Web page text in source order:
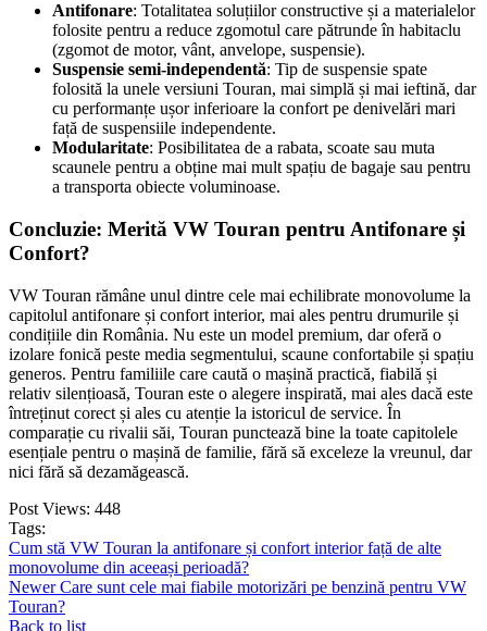
Antifonare: Totalitatea soluțiilor constructive și a materialelor
folosite pentru a reduce zgomotul care pătrunde în habitaclu
(zgomot de motor, vânt, anvelope, suspensie).
Suspensie semi-independentă: Tip de suspensie spate
folosită la unele versiuni Touran, mai simplă și mai ieftină, dar
cu performanțe ușor inferioare la confort pe denivelări mari
față de suspensiile independente.
Modularitate: Posibilitatea de a rabata, scoate sau muta
scaunele pentru a obține mai mult spațiu de bagaje sau pentru
a transporta obiecte voluminoase.
Concluzie: Merită VW Touran pentru Antifonare și
Confort?
VW Touran rămâne unul dintre cele mai echilibrate monovolume la
capitolul antifonare și confort interior, mai ales pentru drumurile și
condițiile din România. Nu este un model premium, dar oferă o
izolare fonică peste media segmentului, scaune confortabile și spațiu
generos. Pentru familiile care caută o mașină practică, fiabilă și
relativ silențioasă, Touran este o alegere inspirată, mai ales dacă este
întreținut corect și ales cu atenție la istoricul de service. În
comparație cu rivalii săi, Touran punctează bine la toate capitolele
esențiale pentru o mașină de familie, fără să exceleze la vreunul, dar
nici fără să dezamăgească.
Post Views: 448
Tags:
Cum stă VW Touran la antifonare și confort interior față de alte
monovolume din aceeași perioadă?
Newer Care sunt cele mai fiabile motorizări pe benzină pentru VW
Touran?
Back to list